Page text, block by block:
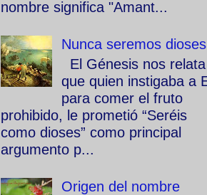
nombre significa "Amant...
Nunca seremos dioses
El Génesis nos relata
que quien instigaba a
para comer el fruto
prohibido, le prometió “Seréis
como dioses” como principal
argumento p...
Origen del nombre